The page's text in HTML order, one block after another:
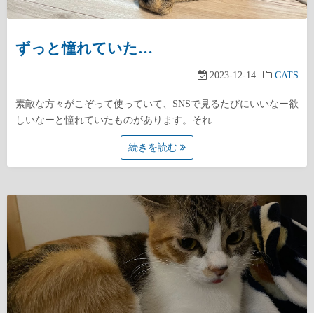
ずっと憧れていた…
2023-12-14 CATS
素敵な方々がこぞって使っていて、SNSで見るたびにいいなー欲
しいなーと憧れていたものがあります。それ…
続きを読む